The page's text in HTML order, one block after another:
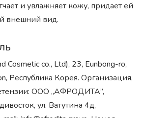
и увлажняет кожу, придает ей
внешний вид.
Cosmetic co., Ltd), 23, Eunbong-ro,
Республика Корея. Организация,
ООО „АФРОДИТА”,
ул. Ватутина 4д,